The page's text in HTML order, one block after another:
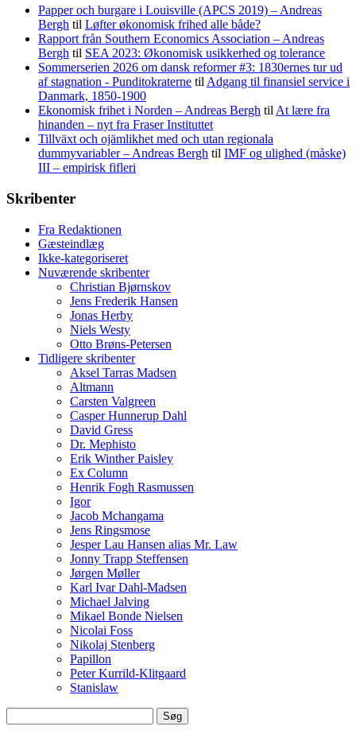
Papper och burgare i Louisville (APCS 2019) – Andreas
Bergh til Løfter økonomisk frihed alle både?
Rapport från Southern Economics Association – Andreas
Bergh til SEA 2023: Økonomisk usikkerhed og tolerance
Sommerserien 2026 om dansk reformer #3: 1830ernes tur ud
af stagnation - Punditokraterne til Adgang til finansiel service i
Danmark, 1850-1900
Ekonomisk frihet i Norden – Andreas Bergh til At lære fra
hinanden – nyt fra Fraser Instituttet
Tillväxt och ojämlikhet med och utan regionala
dummyvariabler – Andreas Bergh til IMF og ulighed (måske)
III – empirisk fifleri
Skribenter
Fra Redaktionen
Gæsteindlæg
Ikke-kategoriseret
Nuværende skribenter
Christian Bjørnskov
Jens Frederik Hansen
Jonas Herby
Niels Westy
Otto Brøns-Petersen
Tidligere skribenter
Aksel Tarras Madsen
Altmann
Carsten Valgreen
Casper Hunnerup Dahl
David Gress
Dr. Mephisto
Erik Winther Paisley
Ex Column
Henrik Fogh Rasmussen
Igor
Jacob Mchangama
Jens Ringsmose
Jesper Lau Hansen alias Mr. Law
Jonny Trapp Steffensen
Jørgen Møller
Karl Ivar Dahl-Madsen
Michael Jalving
Mikael Bonde Nielsen
Nicolai Foss
Nikolaj Stenberg
Papillon
Peter Kurrild-Klitgaard
Stanislaw
efter: